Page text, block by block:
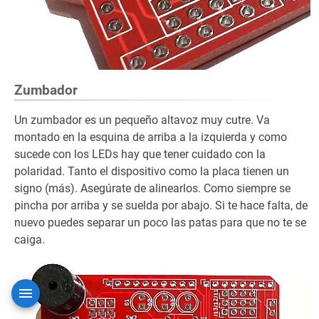
Zumbador
Un zumbador es un pequeño altavoz muy cutre. Va
montado en la esquina de arriba a la izquierda y como
sucede con los LEDs hay que tener cuidado con la
polaridad. Tanto el dispositivo como la placa tienen un
signo (más). Asegúrate de alinearlos. Como siempre se
pincha por arriba y se suelda por abajo. Si te hace falta, de
nuevo puedes separar un poco las patas para que no te se
caiga.